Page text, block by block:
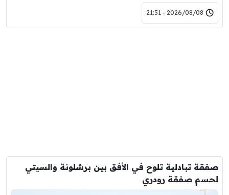
2026/08/08 - 21:51
صفقة تبادلية تلوح في الأفق بين برشلونة والسيتي
لحسم صفقة رودري